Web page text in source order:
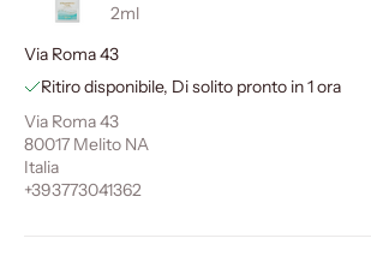
2ml
Via Roma 43
Ritiro disponibile, Di solito pronto in 1 ora
Via Roma 43
80017 Melito NA
Italia
+393773041362